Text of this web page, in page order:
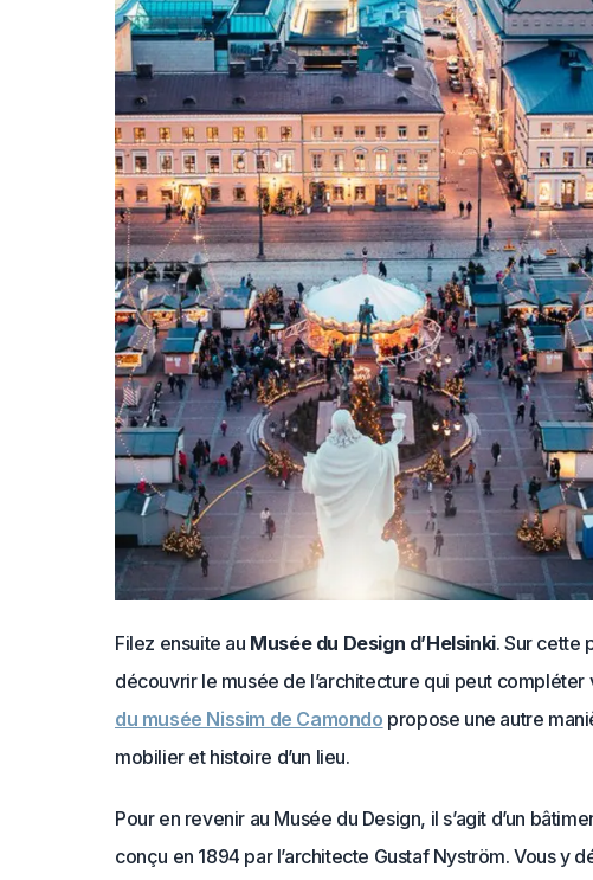
Filez ensuite au Musée du Design d’Helsinki. Sur cette
découvrir le musée de l’architecture qui peut
du musée Nissim de Camondo propose une autre
mobilier et histoire d’un lieu.
Pour en revenir au Musée du Design, il s’agit d’un
conçu en 1894 par l’architecte Gustaf Nyström. Vous y